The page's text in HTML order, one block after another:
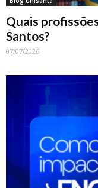
Quais
Santos?
07/07/2026